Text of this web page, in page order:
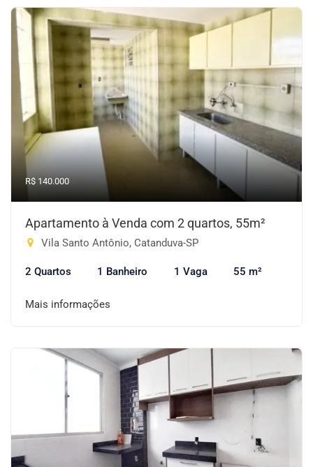
R$ 140.000
Apartamento à Venda com 2 quartos, 55m²
Vila Santo Antônio, Catanduva-SP
2 Quartos 1 Banheiro 1 Vaga 55 m²
Mais informações